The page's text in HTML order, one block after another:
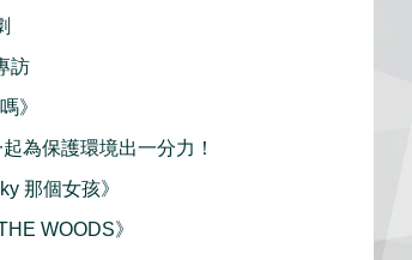
訪
》
為保護環境出一分力！
那個女孩》
WOODS》